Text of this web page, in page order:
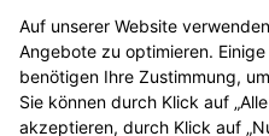
Seitenübersicht
Datenschutz
© 2026 Neander
Auf unserer Website
Angebote zu optimieren.
benötigen Ihre Zustimmung,
Sie können durch Klick auf
akzeptieren, durch Klick auf